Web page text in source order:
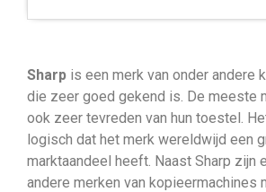
Sharp is een merk van onder andere
die zeer goed gekend is. De meeste
ook zeer tevreden van hun toestel.
logisch dat het merk wereldwijd een
marktaandeel heeft. Naast Sharp zijn
andere merken van kopieermachines